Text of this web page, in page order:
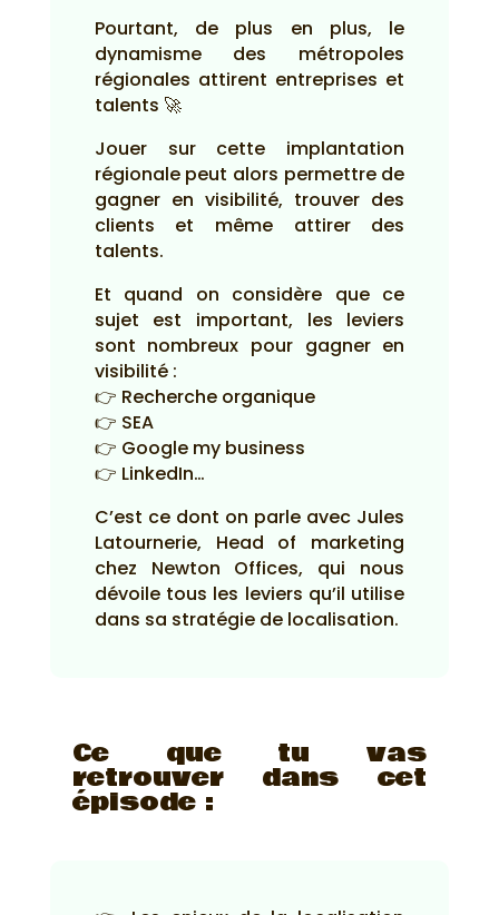
Pourtant, de plus en plus, le
dynamisme des métropoles
régionales attirent entreprises et
talents 🚀
Jouer sur cette implantation
régionale peut alors permettre de
gagner en visibilité, trouver des
clients et même attirer des
talents.
Et quand on considère que ce
sujet est important, les leviers
sont nombreux pour gagner en
visibilité :
👉 Recherche organique
👉 SEA
👉 Google my business
👉 LinkedIn…
C’est ce dont on parle avec Jules
Latournerie, Head of marketing
chez Newton Offices, qui nous
dévoile tous les leviers qu’il utilise
dans sa stratégie de localisation.
Ce que tu vas
retrouver dans cet
épisode :